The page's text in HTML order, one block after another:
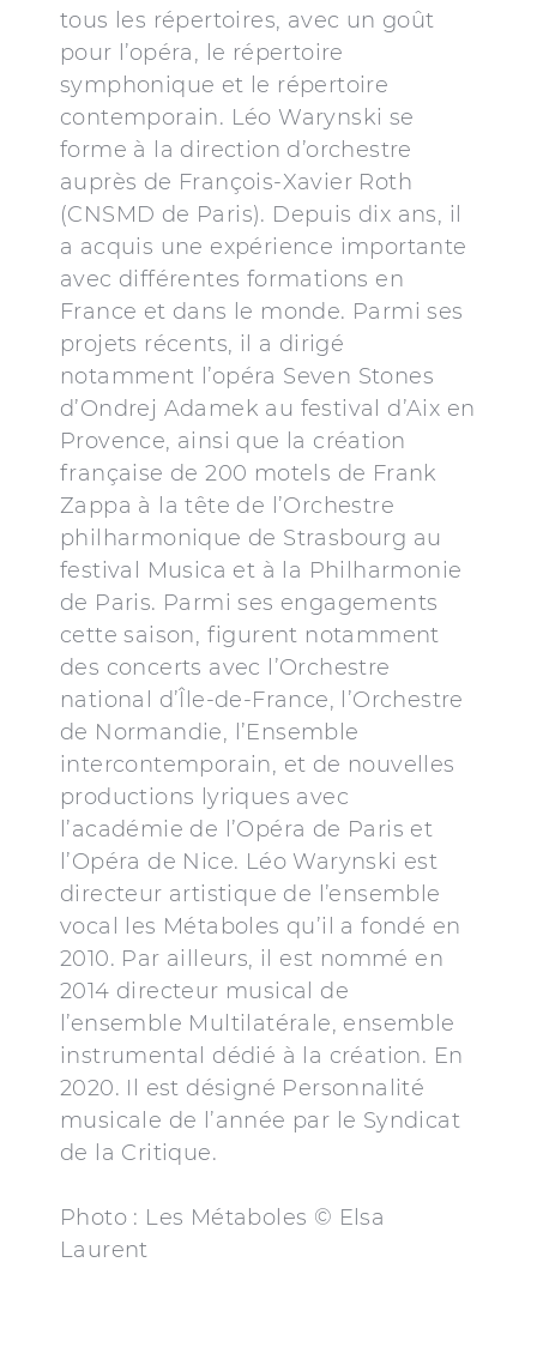
tous les répertoires, avec un goût
pour l’opéra, le répertoire
symphonique et le répertoire
contemporain. Léo Warynski se
forme à la direction d’orchestre
auprès de François-Xavier Roth
(CNSMD de Paris). Depuis dix ans, il
a acquis une expérience importante
avec différentes formations en
France et dans le monde. Parmi ses
projets récents, il a dirigé
notamment l’opéra Seven Stones
d’Ondrej Adamek au festival d’Aix en
Provence, ainsi que la création
française de 200 motels de Frank
Zappa à la tête de l’Orchestre
philharmonique de Strasbourg au
festival Musica et à la Philharmonie
de Paris. Parmi ses engagements
cette saison, figurent notamment
des concerts avec l’Orchestre
national d’Île-de-France, l’Orchestre
de Normandie, l’Ensemble
intercontemporain, et de nouvelles
productions lyriques avec
l’académie de l’Opéra de Paris et
l’Opéra de Nice. Léo Warynski est
directeur artistique de l’ensemble
vocal les Métaboles qu’il a fondé en
2010. Par ailleurs, il est nommé en
2014 directeur musical de
l’ensemble Multilatérale, ensemble
instrumental dédié à la création. En
2020. Il est désigné Personnalité
musicale de l’année par le Syndicat
de la Critique.
Photo : Les Métaboles © Elsa
Laurent